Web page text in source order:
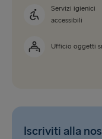
Servizi igienici
accessibili
Ufficio oggetti
Iscriviti alla